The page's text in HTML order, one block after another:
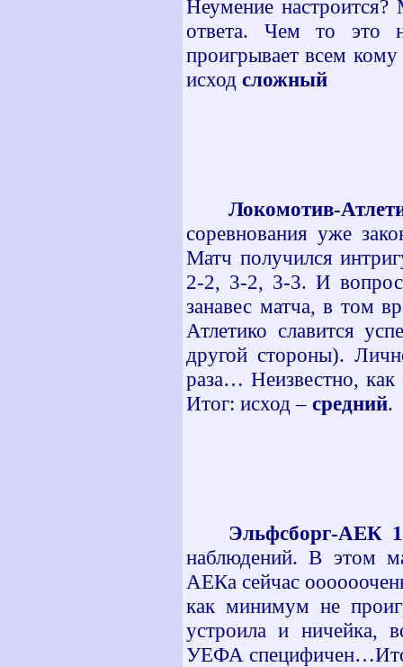
Неумение
ответа. Чем то это
проигрывает всем
исход сложный
Локомотив-
соревнования уже
Матч получился
2-2, 3-2, 3-3. И вопрос
занавес матча, в том
Атлетико славится
другой стороны).
раза… Неизвестно,
Итог: исход – средний.
Эльфсборг-АЕК
наблюдений. В этом
АЕКа сейчас
как минимум не
устроила и ничейка,
УЕФА